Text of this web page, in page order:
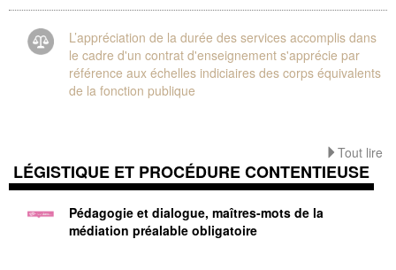
L’appréciation de la durée des services accomplis dans
le cadre d'un contrat d'enseignement s'apprécie par
référence aux échelles indiciaires des corps équivalents
de la fonction publique
Tout lire
LÉGISTIQUE ET PROCÉDURE CONTENTIEUSE
Pédagogie et dialogue, maîtres-mots de la
médiation préalable obligatoire